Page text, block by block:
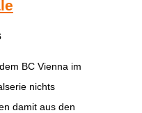
BC Vienna im
nichts
damit aus den